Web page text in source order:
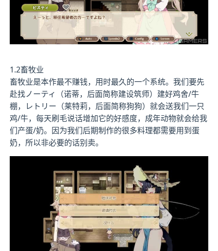
1.2畜牧业
畜牧业是本作最不赚钱，用时最久的一个系统。我们要先
赴找ノーティ（诺蒂，后面简称建设筑师）建好鸡舍/牛
棚，レトリー（莱特莉，后面简称狗狗）就会送我们一只
鸡/牛，每天刷毛说话增加它的好感度，成年动物就会给我
们产蛋/奶。因为我们后期制作的很多料理都需要用到蛋
奶，所以非必要的话别卖。